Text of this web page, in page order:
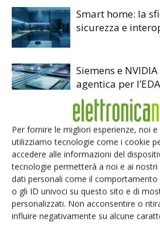
Per fornire le migliori esperienze, noi
utilizziamo tecnologie come i cookie
accedere alle informazioni del
tecnologie permetterà a noi e ai
dati personali come il comportamento
o gli ID univoci su questo sito e di
personalizzati. Non acconsentire o
influire negativamente su alcune
Smart home: la
sicurezza e
Siemens e
agentica per l’EDA
LASCIA UN COMMENTO